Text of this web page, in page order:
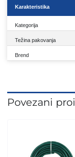
Karakteristika
Kategorija
Težina pakovanja
Brend
Povezani